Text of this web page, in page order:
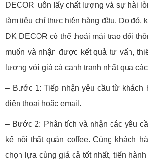
DECOR luôn lấy chất lượng và sự hài
làm tiêu chí thực hiện hàng đầu. Do đó,
DK DECOR có thể thoải mái trao đổi
muốn và nhận được kết quả tư vấn,
lượng với giá cả cạnh tranh nhất qua
– Bước 1: Tiếp nhận yêu cầu từ khách
điện thoại hoặc email.
– Bước 2: Phân tích và nhận các yêu
kế nội thất quán coffee. Cùng khách
chọn lựa cùng giá cả tốt nhất, tiến